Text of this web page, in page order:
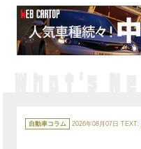
カ
テ
ゴ
自動車コラム 2026年08月07日 TEXT: